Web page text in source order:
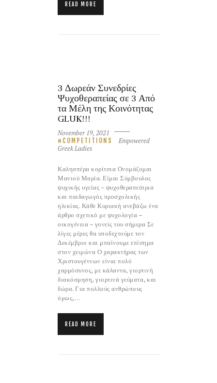
READ MORE
3 Δωρεάν Συνεδρίες
Ψυχοθεραπείας σε 3 Από
τα Μέλη της Κοινότητας
GLUK!!!
November 19, 2021
COMPETITIONS
Empowered
Greek Ladies
Καλησπέρα κορίτσια Ονομάζομαι
Μανιού Μαρία. Είμαι Σύμβουλος
ψυχικής υγείας – ψυχοθεραπεύτρια
και παιδαγωγός προσχολικής
ηλικίας. Κάθε Κυριακή ανεβάζω ένα
άρθρο σχετικό με ψυχολογία –
οικογένεια – γονείς του σήμερα Σε
λίγες μέρες θα υποδεχτούμε τον
Δεκέμβριο και μπαίνουμε επίσημα
στον χειμώνα Ο χαρακτήρας των
Χριστουγέννων είναι πολύ
χαρμόσυνος, με κάλαντα, γιορτινή
διακόσμηση, γιορτινά γεύματα, και
δώρα. Για πολλούς ανθρώπους
όμως,…
READ MORE